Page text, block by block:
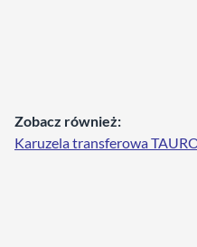
Zobacz również:
Karuzela transferowa